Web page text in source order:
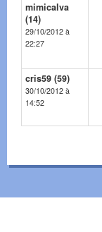
mimicalva
(14)
29/10/2012 à
22:27
cris59 (59)
30/10/2012 à
14:52